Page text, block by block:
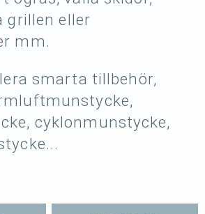
grillen eller
mm.
smarta tillbehör,
cyklonmunstycke,